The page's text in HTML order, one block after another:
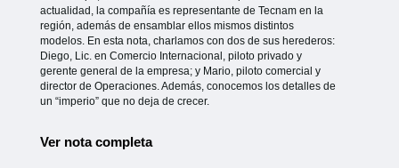
actualidad, la compañía es representante de Tecnam en la
región, además de ensamblar ellos mismos distintos
modelos. En esta nota, charlamos con dos de sus herederos:
Diego, Lic. en Comercio Internacional, piloto privado y
gerente general de la empresa; y Mario, piloto comercial y
director de Operaciones. Además, conocemos los detalles de
un “imperio” que no deja de crecer.
Ver nota completa